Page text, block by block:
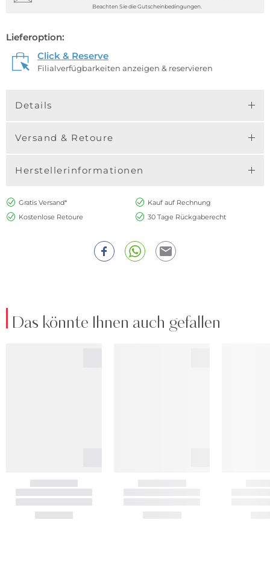
Beachten Sie die Gutscheinbedingungen.
Lieferoption:
Click & Reserve
Filialverfügbarkeiten anzeigen & reservieren
Details
Versand & Retoure
Herstellerinformationen
Gratis Versand*
Kauf auf Rechnung
Kostenlose Retoure
30 Tage Rückgaberecht
Das könnte Ihnen auch gefallen